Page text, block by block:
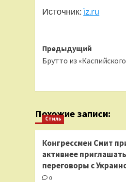
Источник:iz.ru
Навигация
записи
Предыдущий
Брутто из
Похожие записи:
Стиль
Конгрессмен Смит
активнее
переговоры с
0